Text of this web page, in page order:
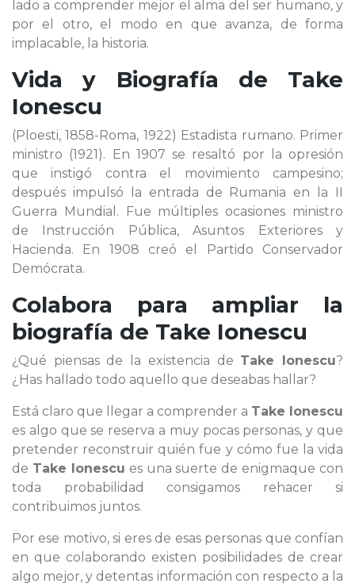
lado a comprender mejor el alma del ser humano, y
por el otro, el modo en que avanza, de forma
implacable, la historia.
Vida y Biografía de Take
Ionescu
(Ploesti, 1858-Roma, 1922) Estadista rumano. Primer
ministro (1921). En 1907 se resaltó por la opresión
que instigó contra el movimiento campesino;
después impulsó la entrada de Rumania en la II
Guerra Mundial. Fue múltiples ocasiones ministro
de Instrucción Pública, Asuntos Exteriores y
Hacienda. En 1908 creó el Partido Conservador
Demócrata.
Colabora para ampliar la
biografía de Take Ionescu
¿Qué piensas de la existencia de Take Ionescu?
¿Has hallado todo aquello que deseabas hallar?
Está claro que llegar a comprender a Take Ionescu
es algo que se reserva a muy pocas personas, y que
pretender reconstruir quién fue y cómo fue la vida
de Take Ionescu es una suerte de enigmaque con
toda probabilidad consigamos rehacer si
contribuimos juntos.
Por ese motivo, si eres de esas personas que confían
en que colaborando existen posibilidades de crear
algo mejor, y detentas información con respecto a la